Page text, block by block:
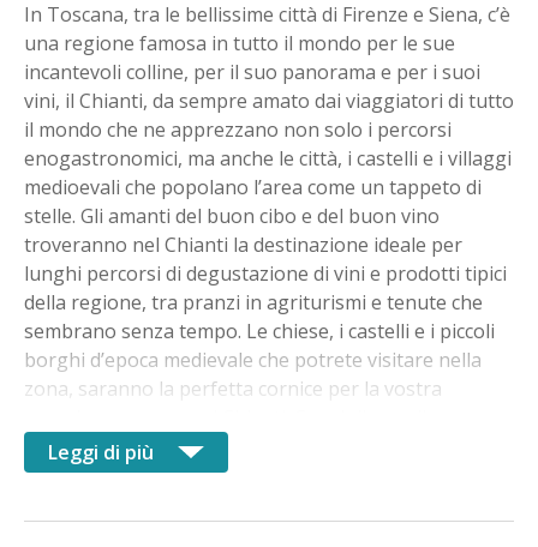
In Toscana, tra le bellissime città di Firenze e Siena, c’è
una regione famosa in tutto il mondo per le sue
incantevoli colline, per il suo panorama e per i suoi
vini, il Chianti, da sempre amato dai viaggiatori di tutto
il mondo che ne apprezzano non solo i percorsi
enogastronomici, ma anche le città, i castelli e i villaggi
medioevali che popolano l’area come un tappeto di
stelle. Gli amanti del buon cibo e del buon vino
troveranno nel Chianti la destinazione ideale per
lunghi percorsi di degustazione di vini e prodotti tipici
della regione, tra pranzi in agriturismi e tenute che
sembrano senza tempo. Le chiese, i castelli e i piccoli
borghi d’epoca medievale che potrete visitare nella
zona, saranno la perfetta cornice per la vostra
esplorare questa zona in macchina, per apprezzarne
pienamente i panorami e per raggiungere
Leggi di più